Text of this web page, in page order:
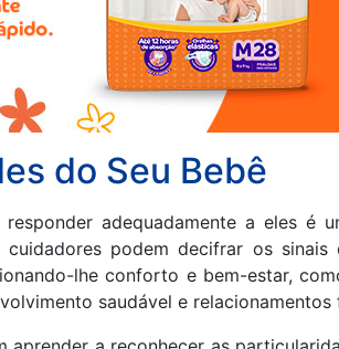
do Seu Bebê
adequadamente a eles é
podem decifrar os
lhe conforto e bem-estar,
saudável e relacionamentos